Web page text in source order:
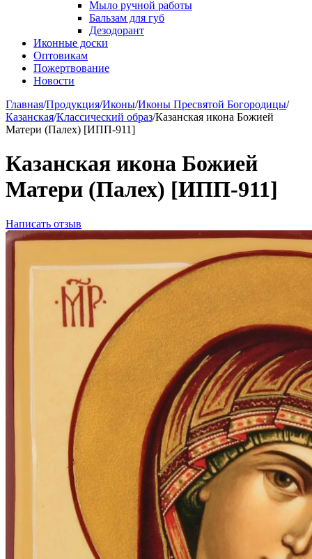
Мыло ручной работы
Бальзам для губ
Дезодорант
Иконные доски
Оптовикам
Пожертвование
Новости
Главная/Продукция/Иконы/Иконы Пресвятой Богородицы/
Казанская/Классический образ/Казанская икона Божией
Матери (Палех) [ИПП-911]
Казанская икона Божией
Матери (Палех) [ИПП-911]
Написать отзыв